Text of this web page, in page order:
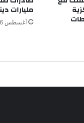
مليارات دينار
أغسطس 6, 2026